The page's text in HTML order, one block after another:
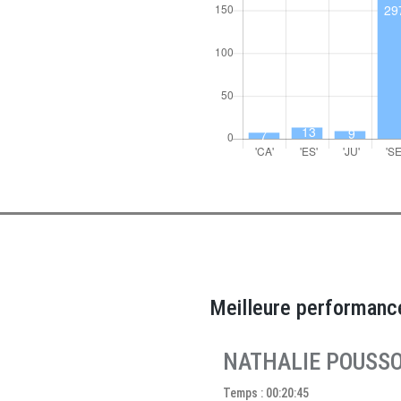
Meilleure
NATHALIE
Temps : 00:20:45